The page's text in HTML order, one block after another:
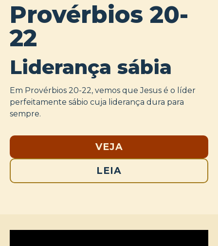
Provérbios 20-
22
Liderança sábia
Em Provérbios 20-22, vemos que Jesus é o líder
perfeitamente sábio cuja liderança dura para
sempre.
VEJA
LEIA